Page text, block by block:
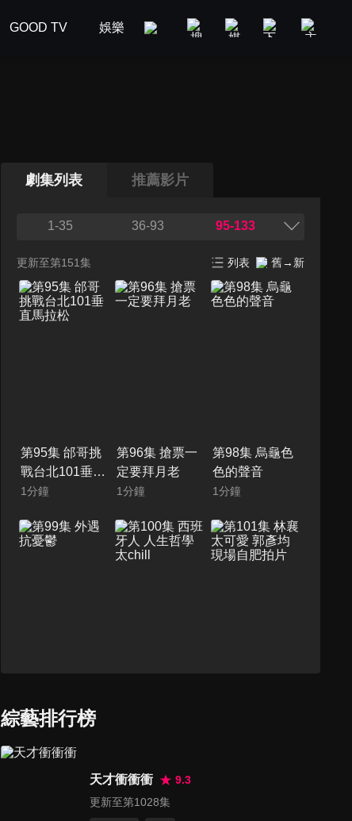
GOOD TV 娛樂 美食旅遊 新聞政論
劇集列表 推薦影片
1-35 36-93 95-133
更新至第151集 列表 舊→新
第95集 邰哥挑
戰台北101垂直
馬拉松
1分鐘
第96集 搶票一
定要拜月老
1分鐘
第98集 烏龜色
色的聲音
1分鐘
憂鬱
1分鐘
綜藝排行榜
天才衝衝衝
9.3
更新至第1028集